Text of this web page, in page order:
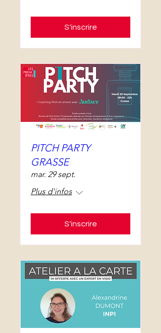
S'inscrire
PITCH PARTY
GRASSE
mar. 29 sept.
Plus d'infos
S'inscrire